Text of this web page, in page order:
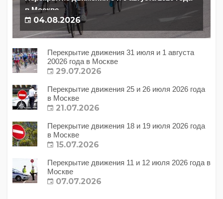
в Москве
04.08.2026
Перекрытие движения 31 июля и 1 августа
20026 года в Москве
29.07.2026
Перекрытие движения 25 и 26 июля 2026 года
в Москве
21.07.2026
Перекрытие движения 18 и 19 июля 2026 года
в Москве
15.07.2026
Перекрытие движения 11 и 12 июля 2026 года в
Москве
07.07.2026